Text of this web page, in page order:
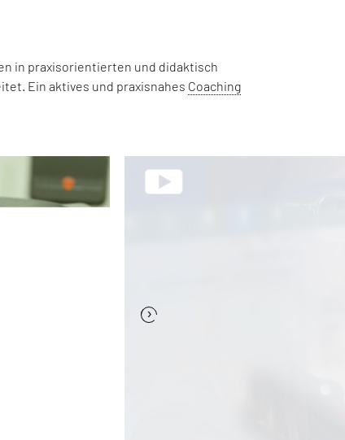
in praxisorientierten und didaktisch
Ein aktives und praxisnahes Coaching
›